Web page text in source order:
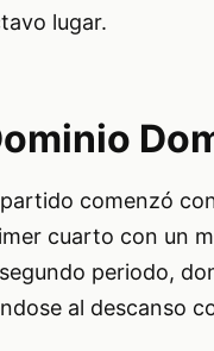
lugar.
comenzó
cuarto con un
periodo,
al descanso